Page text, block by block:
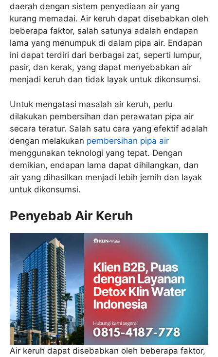
daerah dengan sistem penyediaan air yang
kurang memadai. Air keruh dapat disebabkan oleh
beberapa faktor, salah satunya adalah endapan
lama yang menumpuk di dalam pipa air. Endapan
ini dapat terdiri dari berbagai zat, seperti lumpur,
pasir, dan kerak, yang dapat menyebabkan air
menjadi keruh dan tidak layak untuk dikonsumsi.
Untuk mengatasi masalah air keruh, perlu
dilakukan pembersihan dan perawatan pipa air
secara teratur. Salah satu cara yang efektif adalah
dengan melakukan pembersihan pipa air
menggunakan teknologi yang tepat. Dengan
demikian, endapan lama dapat dihilangkan, dan
air yang dihasilkan menjadi lebih jernih dan layak
untuk dikonsumsi.
Penyebab Air Keruh
Air keruh dapat disebabkan oleh beberapa faktor,